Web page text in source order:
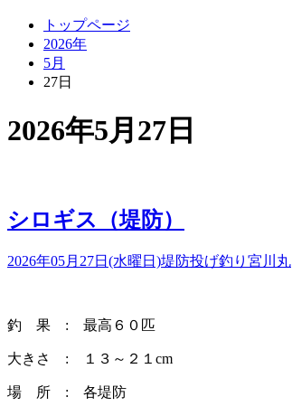
トップページ
2026年
5月
27日
2026年5月27日
シロギス（堤防）
2026年05月27日(水曜日)堤防投げ釣り 宮川丸
釣 果 : 最高６０匹
大きさ : １３～２１cm
場 所 : 各堤防